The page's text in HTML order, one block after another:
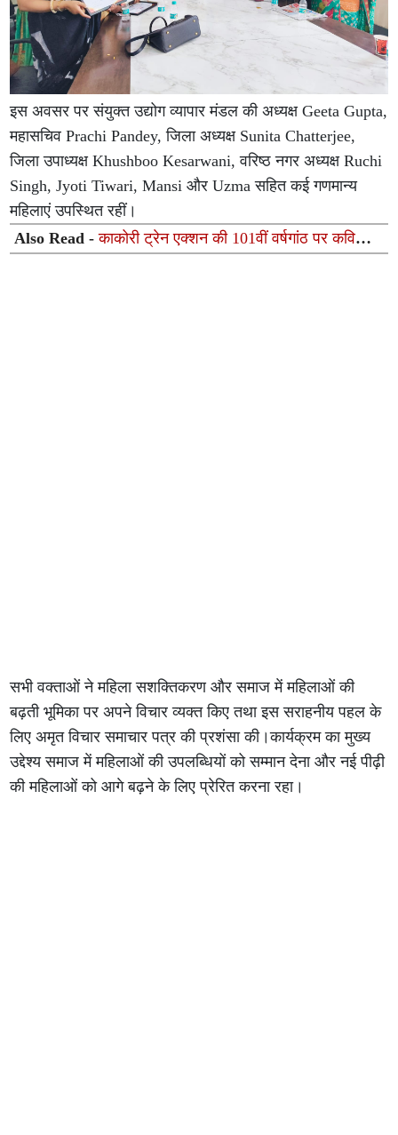
इस अवसर पर संयुक्त उद्योग व्यापार मंडल की अध्यक्ष Geeta Gupta,
महासचिव Prachi Pandey, जिला अध्यक्ष Sunita Chatterjee,
जिला उपाध्यक्ष Khushboo Kesarwani, वरिष्ठ नगर अध्यक्ष Ruchi
Singh, Jyoti Tiwari, Mansi और Uzma सहित कई गणमान्य
महिलाएं उपस्थित रहीं।
Also Read -काकोरी ट्रेन एक्शन की 101वीं वर्षगांठ पर कवि
सम्मेलन एवं मुशायरा आयोजित
सभी वक्ताओं ने महिला सशक्तिकरण और समाज में महिलाओं की
बढ़ती भूमिका पर अपने विचार व्यक्त किए तथा इस सराहनीय पहल के
लिए अमृत विचार समाचार पत्र की प्रशंसा की।कार्यक्रम का मुख्य
उद्देश्य समाज में महिलाओं की उपलब्धियों को सम्मान देना और नई पीढ़ी
की महिलाओं को आगे बढ़ने के लिए प्रेरित करना रहा।